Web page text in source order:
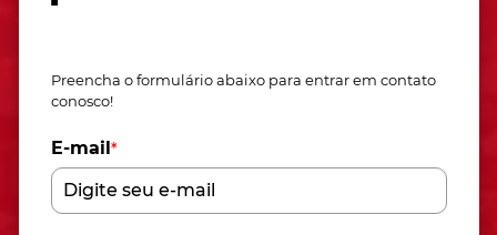
Preencha o formulário abaixo para entrar em contato
conosco!
E-mail*